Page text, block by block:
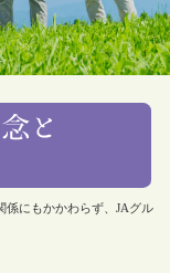
係にもかかわらず、JAグル